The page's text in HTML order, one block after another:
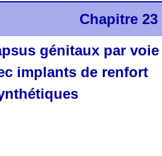
Chapitre 23
génitaux par voie
implants de renfort